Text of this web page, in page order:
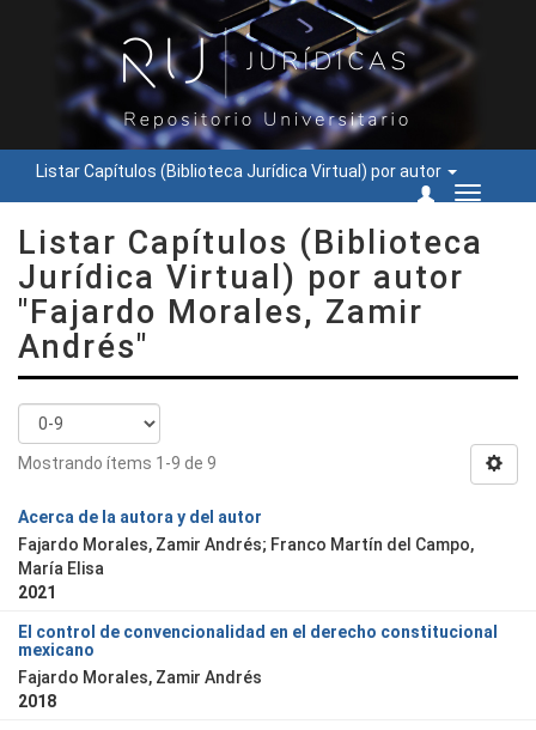
Listar Capítulos (Biblioteca Jurídica Virtual) por autor
Cambiar
Listar Capítulos (Biblioteca
Jurídica Virtual) por autor
"Fajardo Morales, Zamir
Andrés"
Mostrando ítems 1-9 de 9
Acerca de la autora y del autor
Fajardo Morales, Zamir Andrés; Franco Martín del Campo,
María Elisa
2021
El control de convencionalidad en el derecho constitucional
mexicano
Fajardo Morales, Zamir Andrés
2018